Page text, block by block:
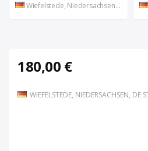
Wiefelstede, Niedersachsen, DE
180,00 €
WIEFELSTEDE, NIEDERSACHSEN, DE